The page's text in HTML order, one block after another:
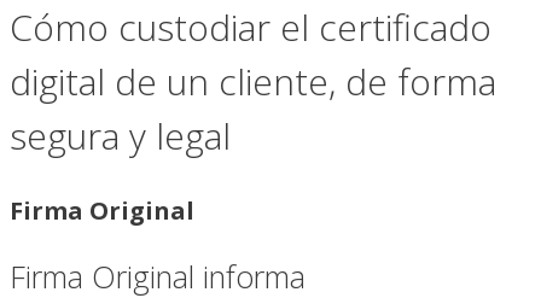
Cómo custodiar el certificado
digital de un cliente, de forma
segura y legal
Firma Original
Firma Original informa